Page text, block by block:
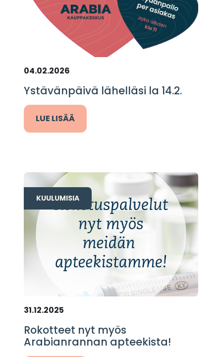
04.02.2026
Ystävänpäivä lähelläsi la 14.2.
LUE LISÄÄ
KUULUMISIA
31.12.2025
Rokotteet nyt myös
Arabianrannan apteekista!